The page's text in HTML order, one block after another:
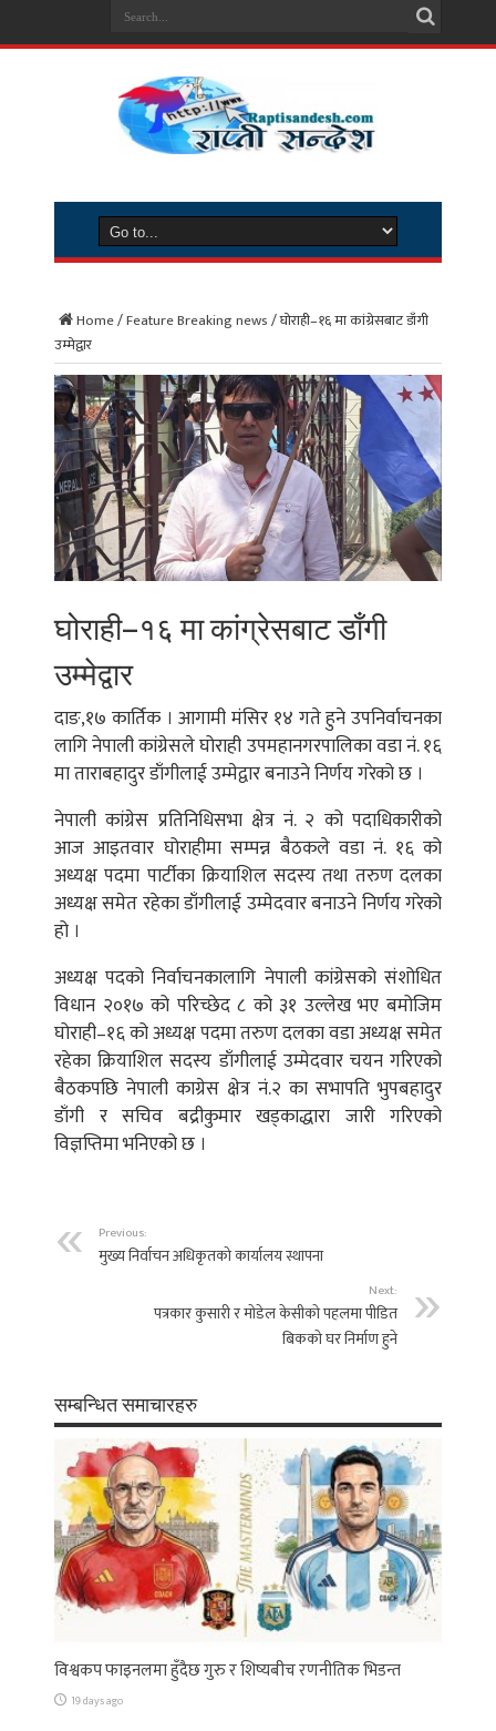
Home/Feature Breaking news/घोराही–१६ मा कांग्रेसबाट डाँगी
उम्मेद्वार
घोराही–१६ मा कांग्रेसबाट डाँगी
उम्मेद्वार
दाङ,१७ कार्तिक । आगामी मंसिर १४ गते हुने उपनिर्वाचनका
लागि नेपाली कांग्रेसले घोराही उपमहानगरपालिका वडा नं. १६
मा ताराबहादुर डाँगीलाई उम्मेद्वार बनाउने निर्णय गरेको छ ।
नेपाली कांग्रेस प्रतिनिधिसभा क्षेत्र नं. २ को पदाधिकारीको
आज आइतवार घोराहीमा सम्पन्न बैठकले वडा नं. १६ को
अध्यक्ष पदमा पार्टीका क्रियाशिल सदस्य तथा तरुण दलका
अध्यक्ष समेत रहेका डाँगीलाई उम्मेदवार बनाउने निर्णय गरेको
हो ।
अध्यक्ष पदको निर्वाचनकालागि नेपाली कांग्रेसको संशोधित
विधान २०१७ को परिच्छेद ८ को ३१ उल्लेख भए बमोजिम
घोराही–१६ को अध्यक्ष पदमा तरुण दलका वडा अध्यक्ष समेत
रहेका क्रियाशिल सदस्य डाँगीलाई उम्मेदवार चयन गरिएको
बैठकपछि नेपाली काग्रेस क्षेत्र नं.२ का सभापति भुपबहादुर
डाँगी र सचिव बद्रीकुमार खड्काद्धारा जारी गरिएको
विज्ञप्तिमा भनिएको छ ।
Previous:
मुख्य निर्वाचन अधिकृतको कार्यालय स्थापना
Next:
पत्रकार कुसारी र माेडेल केसीकाे पहलमा पीडित
बिककाे घर निर्माण हुने
सम्बन्धित समाचारहरु
विश्वकप फाइनलमा हुँदैछ गुरु र शिष्यबीच रणनीतिक भिडन्त
19 days ago